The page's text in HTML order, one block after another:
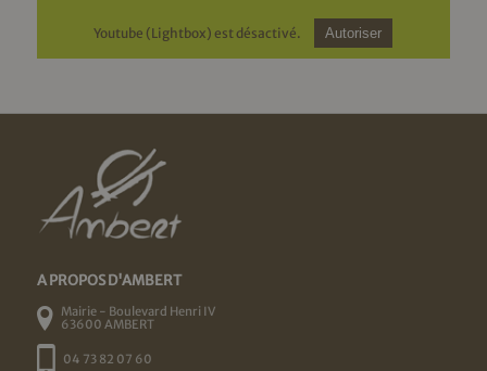
Youtube (Lightbox) est désactivé. Autoriser
A PROPOS D'AMBERT
Mairie - Boulevard Henri IV
63600 AMBERT
04 73 82 07 60